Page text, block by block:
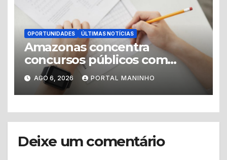
OPORTUNIDADES ÚLTIMAS NOTÍCIAS
Amazonas concentra
concursos públicos com
vagas abertas e editais
previstos no segundo
semestre
AGO 6, 2026 PORTAL MANINHO
Deixe um comentário